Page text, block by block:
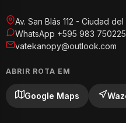
Av. San Blás 112 - Ciudad
WhatsApp +595 983 750225
vatekanopy@outlook.com
ABRIR ROTA EM
Google Maps